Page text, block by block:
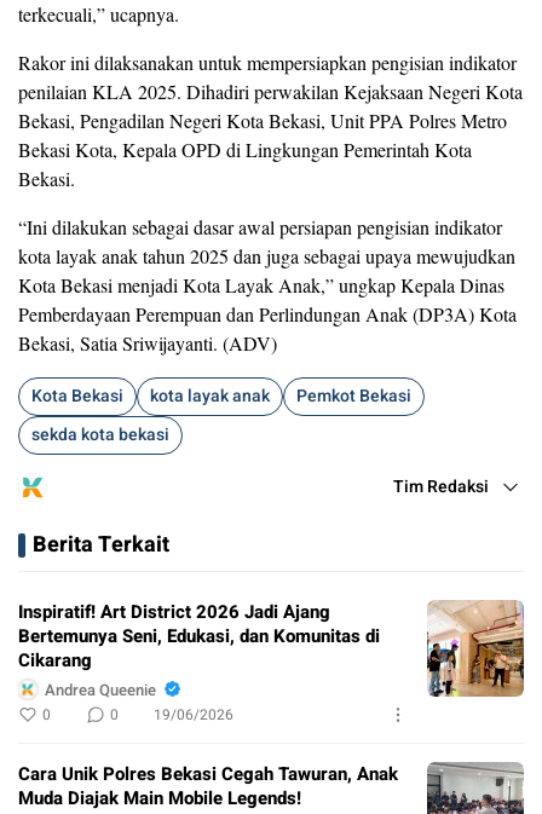
terkecuali,” ucapnya.
Rakor ini dilaksanakan untuk mempersiapkan pengisian indikator
penilaian KLA 2025. Dihadiri perwakilan Kejaksaan Negeri Kota
Bekasi, Pengadilan Negeri Kota Bekasi, Unit PPA Polres Metro
Bekasi Kota, Kepala OPD di Lingkungan Pemerintah Kota
Bekasi.
“Ini dilakukan sebagai dasar awal persiapan pengisian indikator
kota layak anak tahun 2025 dan juga sebagai upaya mewujudkan
Kota Bekasi menjadi Kota Layak Anak,” ungkap Kepala Dinas
Pemberdayaan Perempuan dan Perlindungan Anak (DP3A) Kota
Bekasi, Satia Sriwijayanti. (ADV)
Kota Bekasi kota layak anak
Pemkot Bekasi
sekda kota bekasi
Tim Redaksi
Berita Terkait
Inspiratif! Art District 2026 Jadi Ajang
Bertemunya Seni, Edukasi, dan Komunitas di
Cikarang
Andrea Queenie
0 0 19/06/2026
Cara Unik Polres Bekasi Cegah Tawuran, Anak
Muda Diajak Main Mobile Legends!